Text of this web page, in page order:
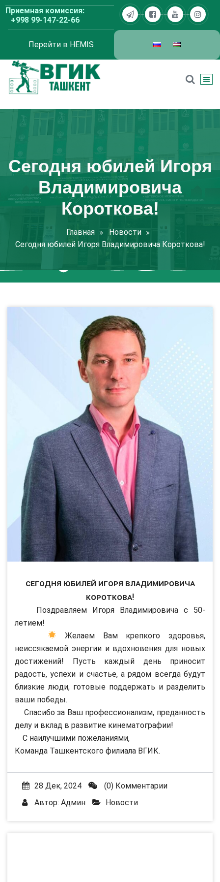
Перейти
содержимому
Приемная комиссия:
+998 99-147-22-66
Перейти в HEMIS
Сегодня юбилей Игоря
Владимировича
Короткова!
Главная
Новости
Сегодня юбилей Игоря Владимировича Короткова!
Сегодня юбилей Игоря Владимировича
Короткова!
Поздравляем Игоря Владимировича с 50-
летием!
Желаем Вам крепкого здоровья,
неиссякаемой энергии и вдохновения для новых
достижений! Пусть каждый день приносит
радость, успехи и счастье, а рядом всегда будут
близкие люди, готовые поддержать и разделить
ваши победы.
Спасибо за Ваш профессионализм, преданность
делу и вклад в развитие кинематографии!
С наилучшими пожеланиями,
Команда Ташкентского филиала ВГИК.
28 Дек, 2024
(0) Комментарии
Автор: Админ Новости